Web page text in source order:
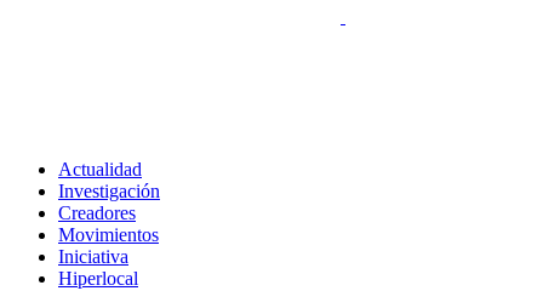
Actualidad
Investigación
Creadores
Movimientos
Iniciativa
Hiperlocal